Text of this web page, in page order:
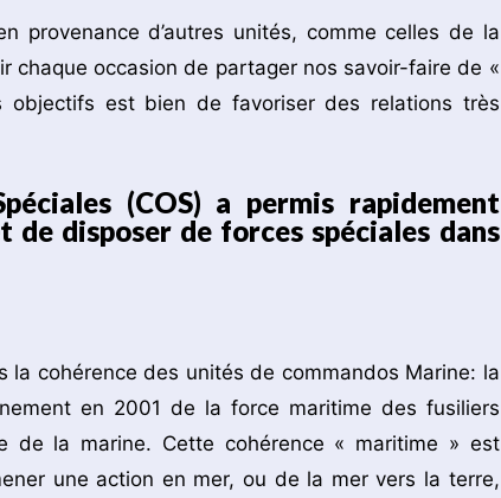
provenance d’autres unités, comme celles de la
chaque occasion de partager nos savoir-faire de «
objectifs est bien de favoriser des relations très
(COS) a permis rapidement
disposer de forces spéciales dans
cohérence des unités de commandos Marine: la
en 2001 de la force maritime des fusiliers
de la marine. Cette cohérence « maritime » est
une action en mer, ou de la mer vers la terre,